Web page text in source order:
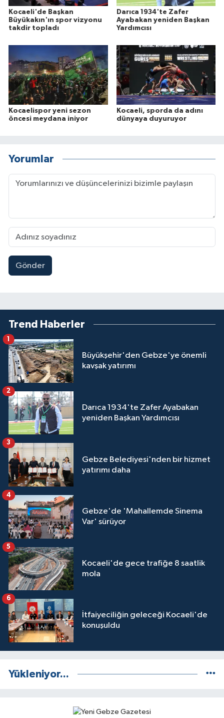
Kocaeli'de Başkan
Büyükakın'ın spor vizyonu
takdir topladı
Darıca 1934'te Zafer
Ayabakan yeniden Başkan
Yardımcısı
Kocaelispor yeni sezon
öncesi meydana iniyor
Kocaeli, sporda da adını
dünyaya duyuruyor
Yorumlar
Gönder
Trend Haberler
Büyükşehir'den Gebze'ye önemli
kavşak yatırımı
1
Darıca 1934'te Zafer Ayabakan
yeniden Başkan Yardımcısı
2
Gebze Belediyesi'nden bir hizmet
yatırımı daha
3
Gebze'de 'Mahallemde Sinema
Var' sürüyor
4
Kocaeli'de gece trafiğe 8 saatlik
mola
5
İtfaiyeciliğin geleceği Kocaeli'de
konuşuldu
6
Yükleniyor...